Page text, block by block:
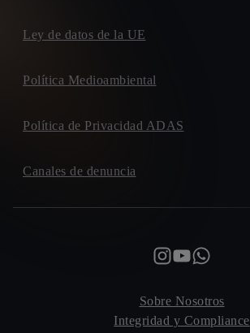
Ley de datos de la UE
Política Medioambiental
Política de Privacidad ADAS
Canales de denuncia
Sobre Nosotros
Integridad y Compliance